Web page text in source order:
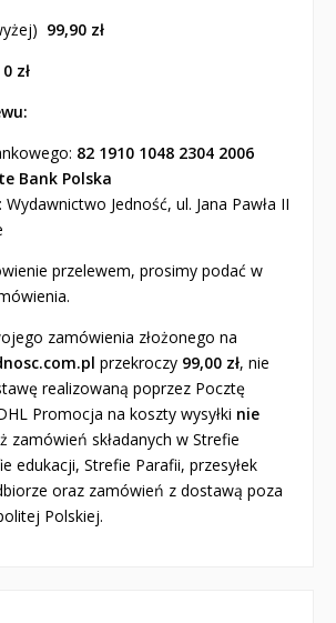
99,90 zł
0 zł
82 1910 1048 2304 2006
Bank Polska
Jedność, ul. Jana Pawła II
przelewem, prosimy podać w
zamówienia złożonego na
przekroczy 99,00 zł, nie
realizowaną poprzez Pocztę
Promocja na koszty wysyłki nie
zamówień składanych w Strefie
edukacji, Strefie Parafii, przesyłek
oraz zamówień z dostawą poza
Polskiej.